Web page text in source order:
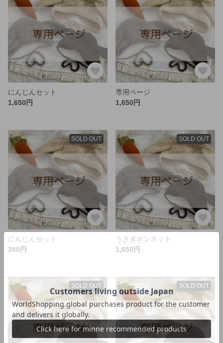
にんじんセット
1,650円
専用ページ
1,650円
SOLD OUT
にんじんセット
350円
SOLD OUT
うさぎボンネット
1,650円
SOLD OUT SOLD OUT